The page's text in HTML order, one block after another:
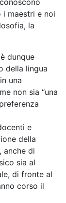
maestri e noi
la
dunque
della lingua
una
non sia “una
e
della
anche di
sia al
di fronte al
corso il